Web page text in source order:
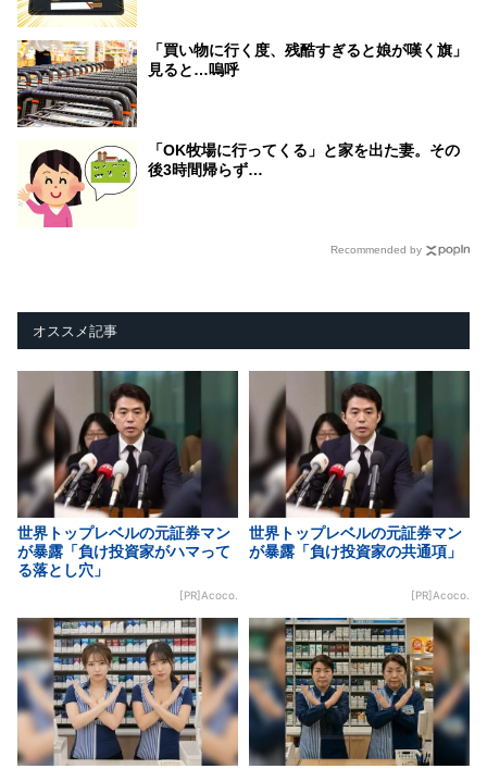
「買い物に行く度、残酷すぎると娘が嘆く旗」
見ると…嗚呼
「OK牧場に行ってくる」と家を出た妻。その
後3時間帰らず…
Recommended by
オススメ記事
世界トップレベルの元証券マン
が暴露「負け投資家がハマって
る落とし穴」
[PR]Acoco.
世界トップレベルの元証券マン
が暴露「負け投資家の共通項」
[PR]Acoco.